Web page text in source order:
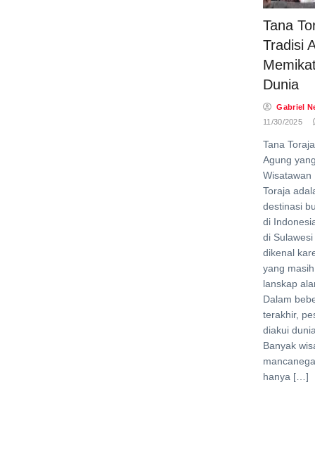
Tana
Tradisi
Dunia
Gabriel
11/30/2025
Tana
Agung
Wisatawan
Toraja
destinasi
di
di
dikenal
yang
lanskap
Dalam
terakhir,
diakui
Banyak
hanya […]